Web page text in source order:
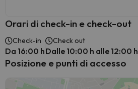
Orari di check-in e check-out
Check-in
Da 16:00 h
Check out
Dalle 10:00 h alle 12:00 h
Posizione e punti di accesso